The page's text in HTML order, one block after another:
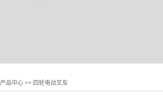
产品中心 >> 四轮电动叉车